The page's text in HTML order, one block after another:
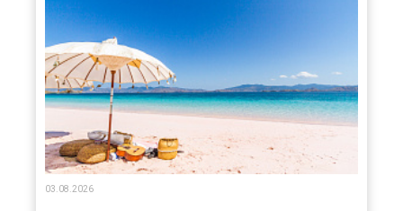
03.08.2026